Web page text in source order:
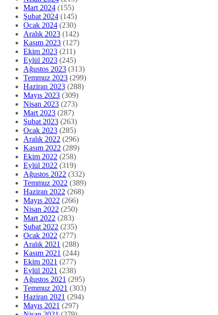
Mart 2024 (155)
Şubat 2024 (145)
Ocak 2024 (230)
Aralık 2023 (142)
Kasım 2023 (127)
Ekim 2023 (211)
Eylül 2023 (245)
Ağustos 2023 (313)
Temmuz 2023 (299)
Haziran 2023 (288)
Mayıs 2023 (309)
Nisan 2023 (273)
Mart 2023 (287)
Şubat 2023 (263)
Ocak 2023 (285)
Aralık 2022 (296)
Kasım 2022 (289)
Ekim 2022 (258)
Eylül 2022 (319)
Ağustos 2022 (332)
Temmuz 2022 (389)
Haziran 2022 (268)
Mayıs 2022 (266)
Nisan 2022 (250)
Mart 2022 (283)
Şubat 2022 (235)
Ocak 2022 (277)
Aralık 2021 (288)
Kasım 2021 (244)
Ekim 2021 (277)
Eylül 2021 (238)
Ağustos 2021 (295)
Temmuz 2021 (303)
Haziran 2021 (294)
Mayıs 2021 (297)